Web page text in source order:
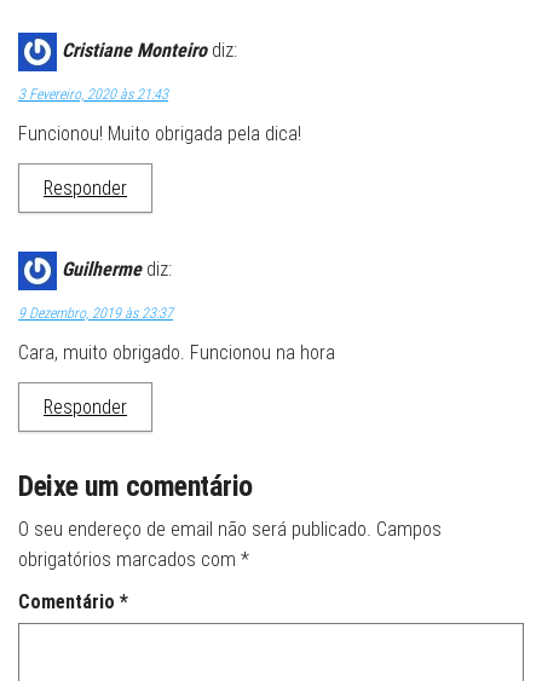
Cristiane Monteiro diz:
3 Fevereiro, 2020 às 21:43
Funcionou! Muito obrigada pela dica!
Responder
Guilherme diz:
9 Dezembro, 2019 às 23:37
Cara, muito obrigado. Funcionou na hora
Responder
Deixe um comentário
O seu endereço de email não será publicado. Campos
obrigatórios marcados com *
Comentário *